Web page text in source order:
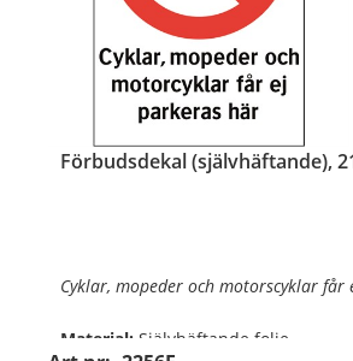
Förbudsdekal (självhäftande),
Cyklar, mopeder och motorscyklar får
Material: Självhäftande folie